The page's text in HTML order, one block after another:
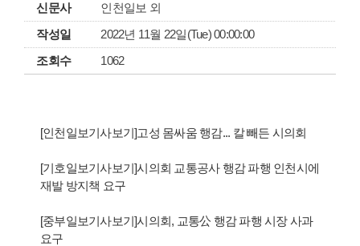
신문사
인천일보 외
작성일
2022년 11월 22일(Tue) 00:00:00
조회수
1062
[인천일보기사보기]고성 몸싸움 행감... 칼 빼든 시의회
[기호일보기사보기]시의회 교통공사 행감 파행 인천시에
재발 방지책 요구
[중부일보기사보기]시의회, 교통公 행감 파행 시장 사과
요구